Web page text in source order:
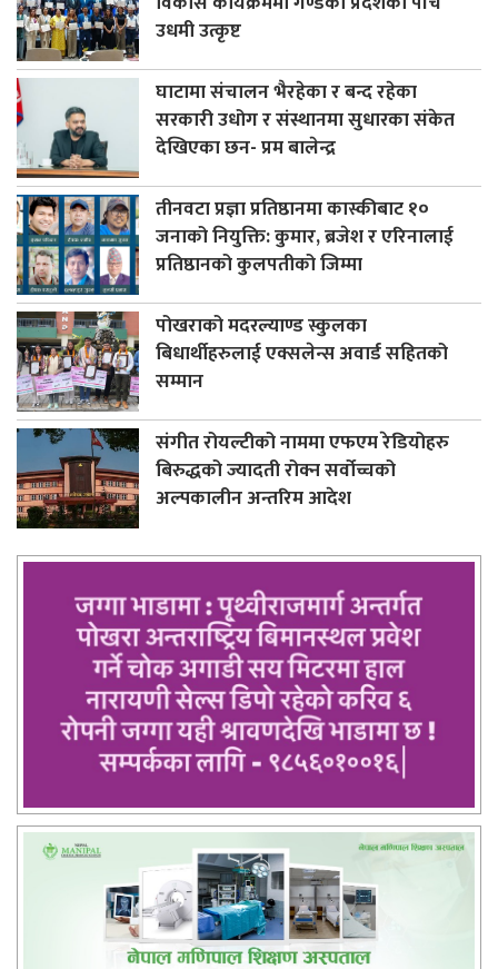
उधमी उत्कृष्ट
घाटामा संचालन भैरहेका र बन्द रहेका
सरकारी उधोग र संस्थानमा सुधारका संकेत
देखिएका छन- प्रम बालेन्द्र
तीनवटा प्रज्ञा प्रतिष्ठानमा कास्कीबाट १०
जनाको नियुक्ति: कुमार, ब्रजेश र एरिनालाई
प्रतिष्ठानको कुलपतीको जिम्मा
पोखराको मदरल्याण्ड स्कुलका
बिधार्थीहरुलाई एक्सलेन्स अवार्ड सहितको
सम्मान
संगीत रोयल्टीको नाममा एफएम रेडियोहरु
बिरुद्धको ज्यादती रोक्न सर्वोच्चको
अल्पकालीन अन्तरिम आदेश